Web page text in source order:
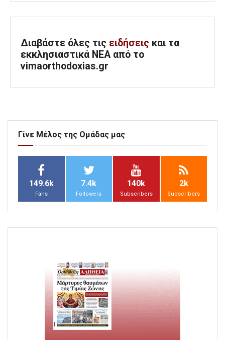
Διαβάστε όλες τις ειδήσεις και τα
εκκλησιαστικά ΝΕΑ από το
vimaorthodoxias.gr
Γίνε Μέλος της Ομάδας μας
149.6k
Fans
7.4k
Followers
140k
Subscribers
2k
Subscribers